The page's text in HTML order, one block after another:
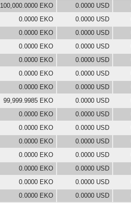
100,000.0000 EKO 0.0000 USD
0.0000 EKO 0.0000 USD
0.0000 EKO 0.0000 USD
0.0000 EKO 0.0000 USD
0.0000 EKO 0.0000 USD
0.0000 EKO 0.0000 USD
0.0000 EKO 0.0000 USD
99,999.9985 EKO 0.0000 USD
0.0000 EKO 0.0000 USD
0.0000 EKO 0.0000 USD
0.0000 EKO 0.0000 USD
0.0000 EKO 0.0000 USD
0.0000 EKO 0.0000 USD
0.0000 EKO 0.0000 USD
0.0000 EKO 0.0000 USD